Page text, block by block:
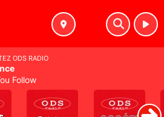
ODS RADIO
Follow